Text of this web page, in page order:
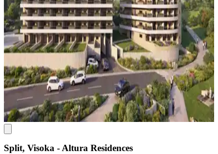
Split, Visoka - Altura Residences